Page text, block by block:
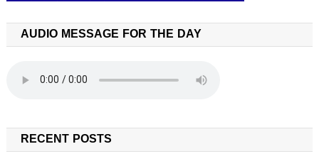
AUDIO MESSAGE FOR THE DAY
RECENT POSTS